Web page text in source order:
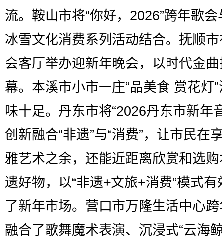
流。鞍山市将“你好，2026”跨年歌
冰雪文化消费系列活动结合。抚顺
会客厅举办迎新年晚会，以时代金
幕。本溪市小市一庄“品美食 赏花灯
味十足。丹东市将“2026丹东市新年
创新融合“非遗”与“消费”，让市民在
雅艺术之余，还能近距离欣赏和选
遗好物，以“非遗+文旅+消费”模式有
了新年市场。营口市万隆生活中心
融合了歌舞魔术表演、沉浸式“云海